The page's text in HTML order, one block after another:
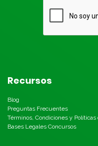
Recursos
Blog
Preguntas Frecuentes
Términos, Condiciones y Políticas
Bases Legales Concursos